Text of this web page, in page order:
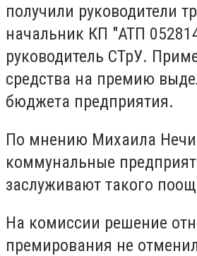
получили руководители
начальник КП "АТП
руководитель СТрУ.
средства на премию
бюджета предприятия.
По мнению Михаила
коммунальные
заслуживают такого
На комиссии решение
премирования не